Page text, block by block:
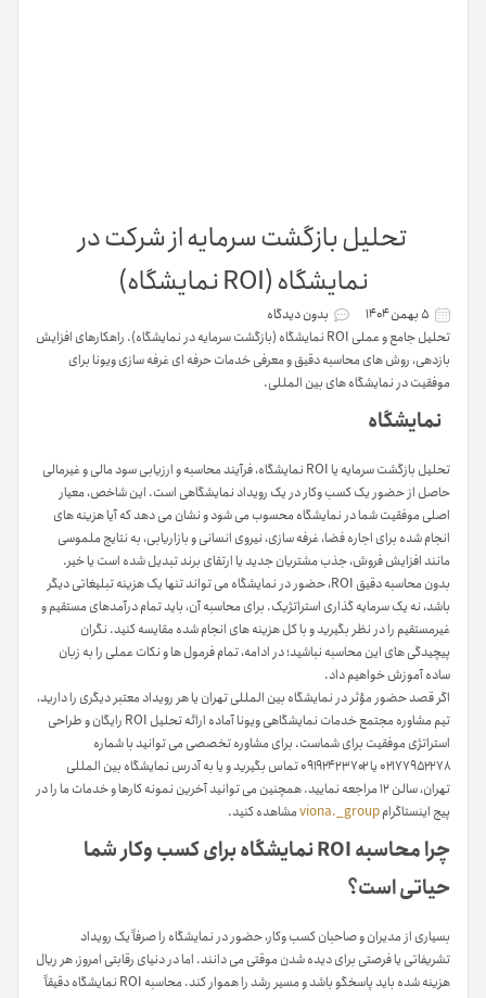
تحلیل بازگشت سرمایه از شرکت در
نمایشگاه (ROI نمایشگاه)
۵ بهمن ۱۴۰۴
بدون دیدگاه
تحلیل جامع و عملی ROI نمایشگاه (بازگشت سرمایه در نمایشگاه). راهکارهای افزایش
بازدهی، روش های محاسبه دقیق و معرفی خدمات حرفه ای غرفه سازی ویونا برای
موفقیت در نمایشگاه های بین المللی.
نمایشگاه
تحلیل بازگشت سرمایه یا ROI نمایشگاه، فرآیند محاسبه و ارزیابی سود مالی و غیرمالی
حاصل از حضور یک کسب وکار در یک رویداد نمایشگاهی است. این شاخص، معیار
اصلی موفقیت شما در نمایشگاه محسوب می شود و نشان می دهد که آیا هزینه های
انجام شده برای اجاره فضا، غرفه سازی، نیروی انسانی و بازاریابی، به نتایج ملموسی
مانند افزایش فروش، جذب مشتریان جدید یا ارتقای برند تبدیل شده است یا خیر.
بدون محاسبه دقیق ROI، حضور در نمایشگاه می تواند تنها یک هزینه تبلیغاتی دیگر
باشد، نه یک سرمایه گذاری استراتژیک. برای محاسبه آن، باید تمام درآمدهای مستقیم و
غیرمستقیم را در نظر بگیرید و با کل هزینه های انجام شده مقایسه کنید. نگران
پیچیدگی های این محاسبه نباشید؛ در ادامه، تمام فرمول ها و نکات عملی را به زبان
ساده آموزش خواهیم داد.
اگر قصد حضور مؤثر در نمایشگاه بین المللی تهران یا هر رویداد معتبر دیگری را دارید،
تیم مشاوره مجتمع خدمات نمایشگاهی ویونا آماده ارائه تحلیل ROI رایگان و طراحی
استراتژی موفقیت برای شماست. برای مشاوره تخصصی می توانید با شماره
۰۲۱۷۷۹۵۲۲۷۸ یا ۰۹۱۹۲۴۲۳۷۰۲ تماس بگیرید و یا به آدرس نمایشگاه بین المللی
تهران، سالن ۱۲ مراجعه نمایید. همچنین می توانید آخرین نمونه کارها و خدمات ما را در
پیج اینستاگرامviona._groupمشاهده کنید.
چرا محاسبه ROI نمایشگاه برای کسب وکار شما
حیاتی است؟
بسیاری از مدیران و صاحبان کسب وکار، حضور در نمایشگاه را صرفاً یک رویداد
تشریفاتی یا فرصتی برای دیده شدن موقتی می دانند. اما در دنیای رقابتی امروز، هر ریال
هزینه شده باید پاسخگو باشد و مسیر رشد را هموار کند. محاسبه ROI نمایشگاه دقیقاً